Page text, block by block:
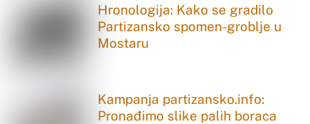
Hronologija: Kako se gradilo
Partizansko spomen-groblje u
Mostaru
Kampanja partizansko.info:
Pronađimo slike palih boraca